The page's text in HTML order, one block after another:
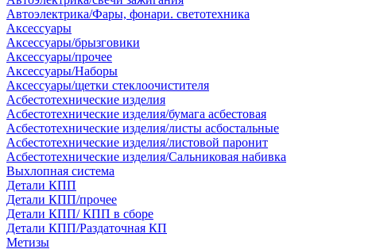
Автоэлектрика/Фары, фонари. светотехника
Аксессуары
Аксессуары/брызговики
Аксессуары/прочее
Аксессуары/Наборы
Аксессуары/щетки стеклоочистителя
Асбестотехнические изделия
Асбестотехнические изделия/бумага асбестовая
Асбестотехнические изделия/листы асбостальные
Асбестотехнические изделия/листовой паронит
Асбестотехнические изделия/Сальниковая набивка
Выхлопная система
Детали КПП
Детали КПП/прочее
Детали КПП/ КПП в сборе
Детали КПП/Раздаточная КП
Метизы